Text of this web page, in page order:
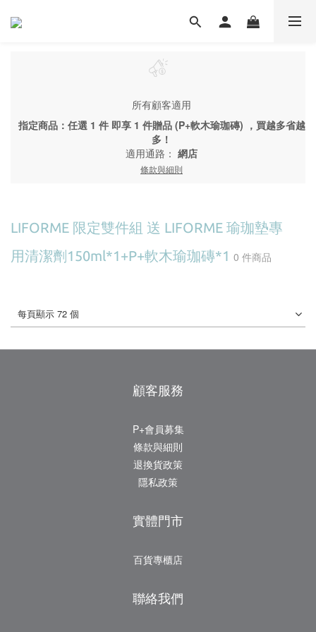
所有顧客適用
指定商品：任選 1 件 即享 1 件贈品 (P+軟木瑜珈磚) ，買越多省越
多！
適用通路： 網店
條款與細則
LIFORME 限定雙件組 送 LIFORME 瑜珈墊專
用清潔劑150ml*1+P+軟木瑜珈磚*1 0 件商品
每頁顯示 72 個
顧客服務
P+會員募集
條款與細則
退換貨政策
隱私政策
實體門市
百貨專櫃店
聯絡我們